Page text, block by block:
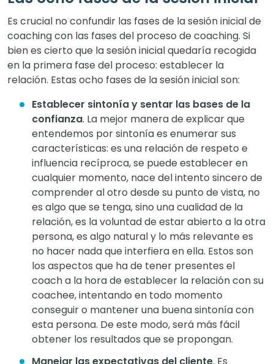
Es crucial no confundir las fases de la sesión inicial de
coaching con las fases del proceso de coaching. Si
bien es cierto que la sesión inicial quedaría recogida
en la primera fase del proceso: establecer la
relación. Estas ocho fases de la sesión inicial son:
Establecer sintonía y sentar las bases de la
confianza. La mejor manera de explicar que
entendemos por sintonía es enumerar sus
características: es una relación de respeto e
influencia recíproca, se puede establecer en
cualquier momento, nace del intento sincero de
comprender al otro desde su punto de vista, no
es algo que se tenga, sino una cualidad de la
relación, es la voluntad de estar abierto a la otra
persona, es algo natural y lo más relevante es
no hacer nada que interfiera en ella. Estos son
los aspectos que ha de tener presentes el
coach a la hora de establecer la relación con su
coachee, intentando en todo momento
conseguir o mantener una buena sintonía con
esta persona. De este modo, será más fácil
obtener los resultados que se propongan.